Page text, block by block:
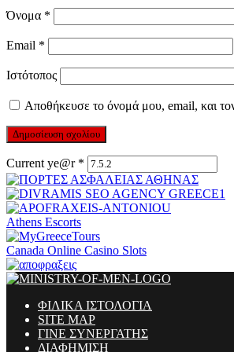
Όνομα *
Email *
Ιστότοπος
Αποθήκευσε το όνομά μου, email, και
Current ye@r *
Athens Escorts
Canada Online Casino Slots
ΦΙΛΙΚΑ ΙΣΤΟΛΟΓΙΑ
SITE MAP
ΓΙΝΕ ΣΥΝΕΡΓΑΤΗΣ
ΔΙΑΦΗΜΙΣΗ